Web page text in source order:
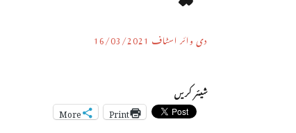
دی وائر اسٹاف 16/03/2021
شیئر کریں
Print
More